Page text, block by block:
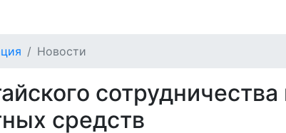
Новости
средств